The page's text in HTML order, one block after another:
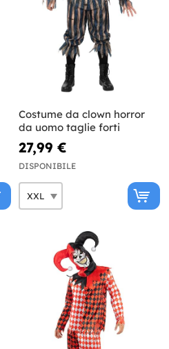
Costume da clown horror
da uomo taglie forti
27,99 €
DISPONIBILE